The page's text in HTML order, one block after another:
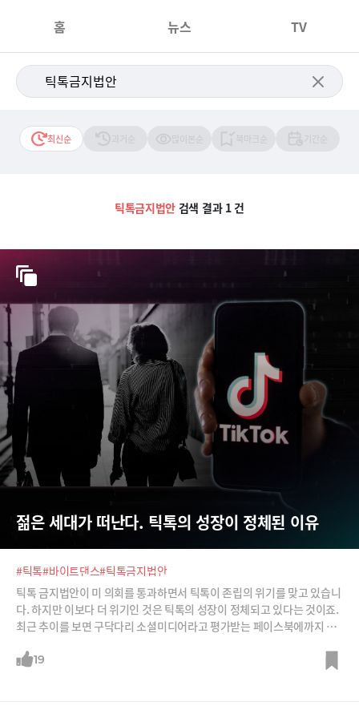
홈 뉴스 TV
최신순
틱톡금지법안 검색 결과 1 건
젊은 세대가 떠난다. 틱톡의 성장이 정체된 이유
#틱톡#바이트댄스#틱톡금지법안
틱톡 금지법안이 미 의회를 통과하면서 틱톡이 존립의 위기를 맞고 있습니
다. 하지만 이보다 더 위기인 것은 틱톡의 성장이 정체되고 있다는 것이죠.
최근 추이를 보면 구닥다리 소셜미디어라고 평가받는 페이스북에까지 성
고 있습니다. 틱톡은 어쩌다 이 지경이 된 것일까요?
19